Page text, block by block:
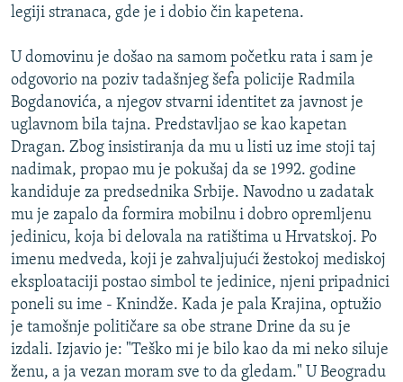
legiji stranaca, gde je i dobio čin kapetena.
U domovinu je došao na samom početku rata i sam je
odgovorio na poziv tadašnjeg šefa policije Radmila
Bogdanovića, a njegov stvarni identitet za javnost je
uglavnom bila tajna. Predstavljao se kao kapetan
Dragan. Zbog insistiranja da mu u listi uz ime stoji taj
nadimak, propao mu je pokušaj da se 1992. godine
kandiduje za predsednika Srbije. Navodno u zadatak
mu je zapalo da formira mobilnu i dobro opremljenu
jedinicu, koja bi delovala na ratištima u Hrvatskoj. Po
imenu medveda, koji je zahvaljujući žestokoj mediskoj
eksploataciji postao simbol te jedinice, njeni pripadnici
poneli su ime - Knindže. Kada je pala Krajina, optužio
je tamošnje političare sa obe strane Drine da su je
izdali. Izjavio je: "Teško mi je bilo kao da mi neko siluje
ženu, a ja vezan moram sve to da gledam." U Beogradu